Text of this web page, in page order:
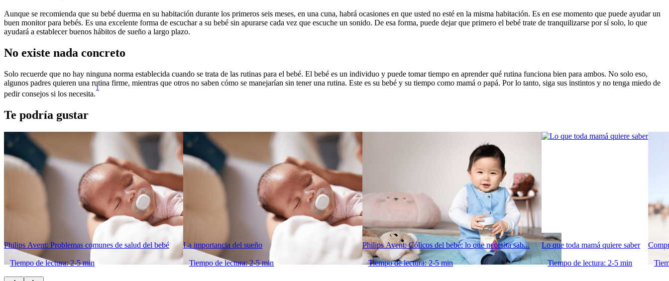
Aunque se recomienda que su bebé duerma en su habitación durante los primeros seis meses, en una cuna, habrá ocasiones en que usted no esté en la misma habitación. Es en ese momento que puede ayudar un
buen monitor para bebés. Es una excelente forma de escuchar a su bebé sin apurarse cada vez que escuche un sonido. De esa forma, puede dejar que primero el bebé trate de tranquilizarse por sí solo, lo que
ayudará a establecer buenos hábitos de sueño a largo plazo.
No existe nada concreto
Solo recuerde que no hay ninguna norma establecida cuando se trata de las rutinas para el bebé. El bebé es un individuo y puede tomar tiempo en aprender qué rutina funciona bien para ambos. No solo eso,
algunos padres quieren una rutina firme, mientras que otros no saben cómo se manejarían sin tener una rutina. Este es su bebé y su tiempo como mamá o papá. Por lo tanto, siga sus instintos y no tenga miedo de
pedir consejos si los necesita.
1
Te podría gustar
Philips Avent: Problemas comunes de salud del bebé
Tiempo de lectura: 2-5 min
La importancia del sueño
Tiempo de lectura: 2-5 min
Philips Avent: Cólicos del bebé: lo que necesita sab...
Tiempo de lectura: 2-5 min
Lo que toda mamá quiere saber
Tiempo de lectura: 2-5 min